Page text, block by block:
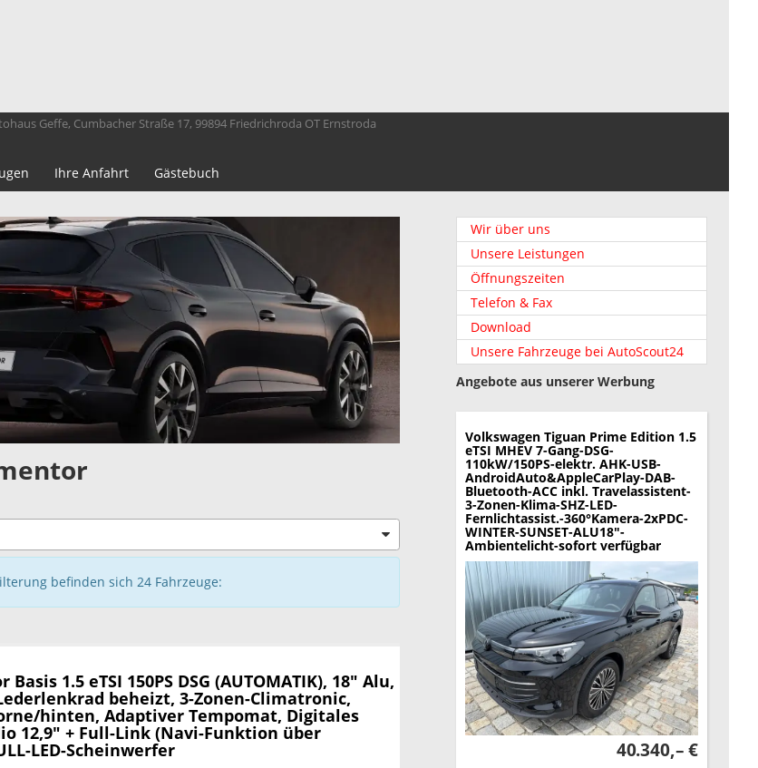
Geffe, Cumbacher Straße 17, 99894 Friedrichroda OT Ernstroda
Ihre Anfahrt Gästebuch
befinden sich 24Fahrzeuge:
Basis 1.5 eTSI 150PS DSG (AUTOMATIK), 18" Alu,
beheizt, 3-Zonen-Climatronic,
hinten, Adaptiver Tempomat, Digitales
12,9" + Full-Link (Navi-Funktion über
LED-Scheinwerfer
Wir über uns
Unsere Leistungen
Öffnungszeiten
Telefon & Fax
Download
Unsere Fahrzeuge bei AutoScout24
Angebote aus unserer Werbung
Volkswagen Tiguan Prime Edition 1.5
eTSI MHEV 7-Gang-DSG-
110kW/150PS-elektr. AHK-USB-
AndroidAuto&AppleCarPlay-DAB-
Bluetooth-ACC inkl. Travelassistent-
3-Zonen-Klima-SHZ-LED-
Fernlichtassist.-360°Kamera-2xPDC-
WINTER-SUNSET-ALU18"-
Ambientelicht-sofort verfügbar
40.340,– €